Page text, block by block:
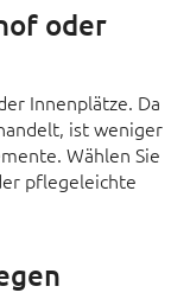
oder
Innenplätze. Da
ist weniger
Wählen Sie
pflegeleichte